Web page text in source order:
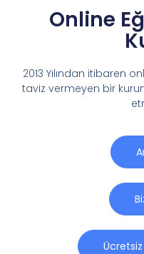
Online
2013 Yılından itibaren
taviz vermeyen bir